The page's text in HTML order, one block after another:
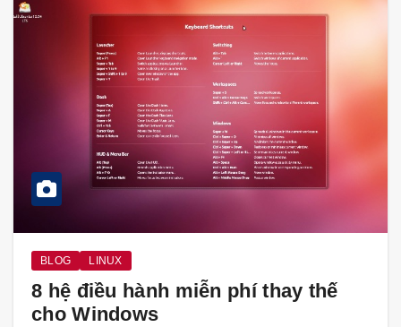
BLOG LINUX
8 hệ điều hành miễn phí thay thế
cho Windows